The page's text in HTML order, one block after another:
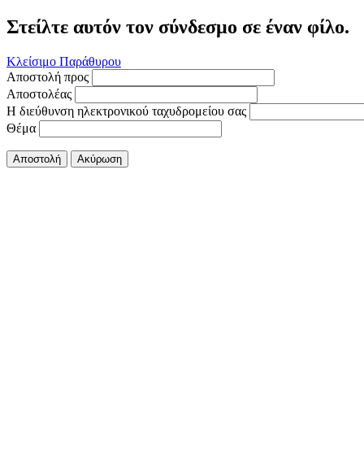
Στείλτε αυτόν τον σύνδεσμο σε έναν φίλο.
Κλείσιμο Παράθυρου
Αποστολή προς
Αποστολέας
Η διεύθυνση ηλεκτρονικού ταχυδρομείου σας
Θέμα
Αποστολή Ακύρωση